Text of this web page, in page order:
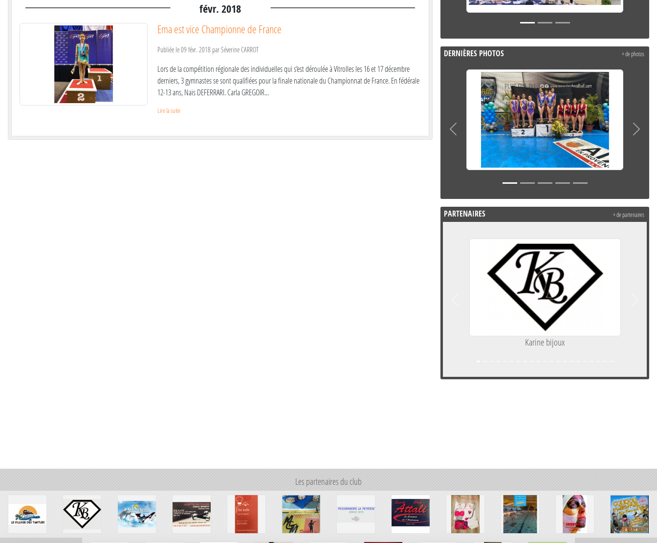
févr.2018
Ema est vice Championne de France
Publiée le09 févr. 2018 parSéverine CARROT
Lors de la compétition régionale des individuelles qui s’est déroulée à Vitrolles les 16 et 17 décembre
derniers, 3 gymnastes se sont qualifiées pour la finale nationale du Championnat de France. En fédérale
12-13 ans, Naïs DEFERRARI. Carla GREGOIR...
Lire la suite
DERNIÈRES PHOTOS
Précedent Suivant
+ de photos
PARTENAIRES
Karine bijoux
+ de partenaires
Les partenaires du club